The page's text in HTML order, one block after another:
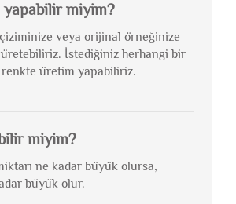
yapabilir miyim?
veya orijinal örneğinize
İstediğiniz herhangi bir
renkte üretim yapabiliriz.
miyim?
ne kadar büyük olursa,
büyük olur.